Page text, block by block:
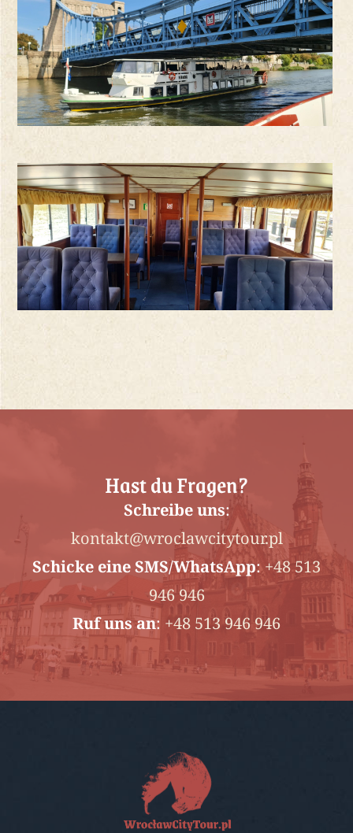
Hast du Fragen?
Schreibe uns:
kontakt@wroclawcitytour.pl
Schicke eine SMS/WhatsApp:+48 513
946 946
Ruf uns an: +48 513 946 946